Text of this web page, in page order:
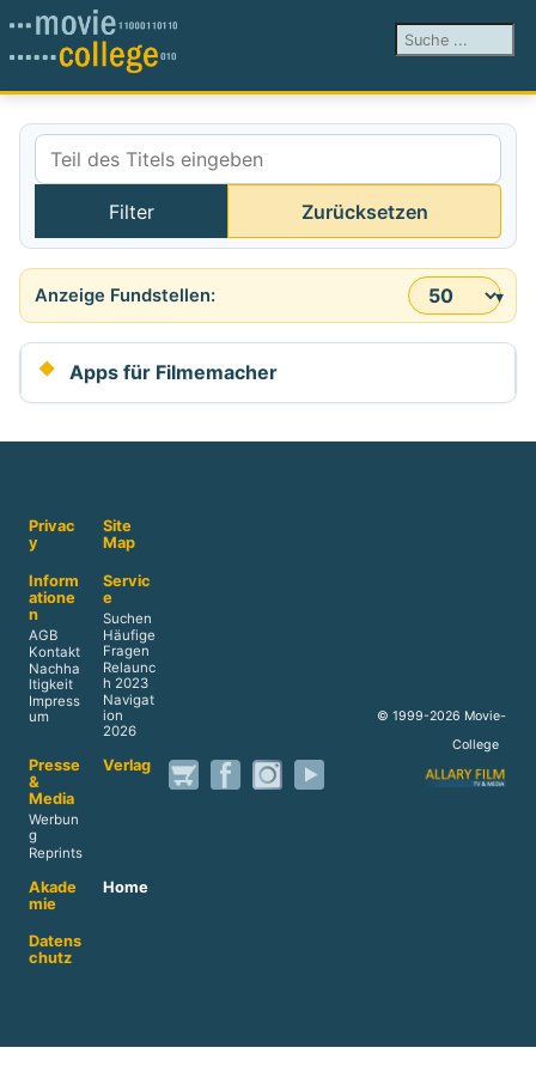
Suchen ...
Teil des Titels eingeben
Filter Zurücksetzen
Anzeige #
Apps für Filmemacher
Privac
y
Site
Map
Inform
atione
n
AGB
Kontakt
Nachha
ltigkeit
Impress
um
Servic
e
Suchen
Häufige
Fragen
Relaunc
h 2023
Navigat
ion
2026
Presse
&
Media
Werbun
g
Reprints
Verlag
Akade
mie
Home
Datens
chutz
© 1999-2026 Movie-
College